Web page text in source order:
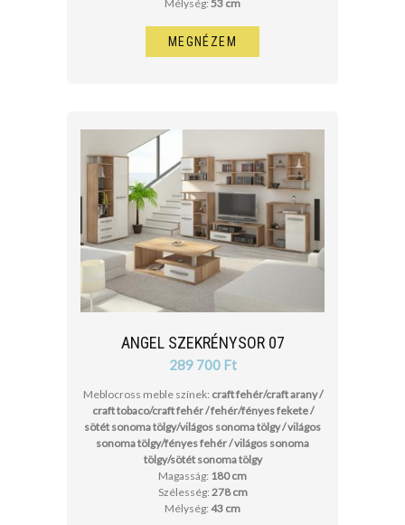
Mélység: 53 cm
MEGNÉZEM
ANGEL SZEKRÉNYSOR 07
289 700 Ft
Meblocross meble színek: craft fehér/craft arany /
craft tobaco/craft fehér / fehér/fényes fekete /
sötét sonoma tölgy/világos sonoma tölgy / világos
sonoma tölgy/fényes fehér / világos sonoma
tölgy/sötét sonoma tölgy
Magasság: 180 cm
Szélesség: 278 cm
Mélység: 43 cm